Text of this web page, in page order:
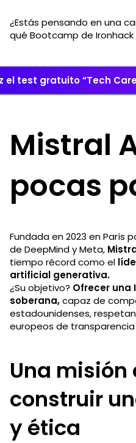
¿Estás pensando en una
qué Bootcamp de
el test gratuito “Tech
Mistral
pocas
Fundada en 2023 en París
de DeepMind y Meta,
tiempo récord como el
artificial generativa.
¿Su objetivo? Ofrecer una
soberana,capaz de
estadounidenses,
europeos de
Una misión
construir
y ética